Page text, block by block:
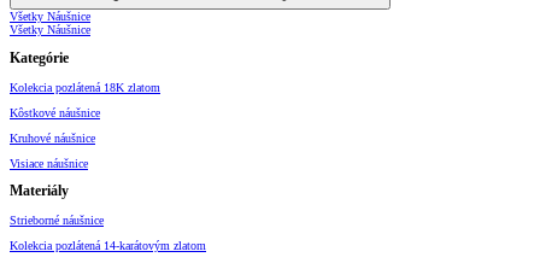
Všetky Náušnice
Všetky Náušnice
Kategórie
Kolekcia pozlátená 18K zlatom
Kôstkové náušnice
Kruhové náušnice
Visiace náušnice
Materiály
Strieborné náušnice
Kolekcia pozlátená 14-karátovým zlatom